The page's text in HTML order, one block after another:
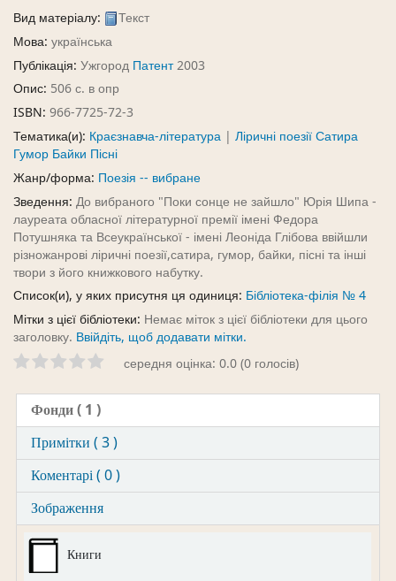
Вид матеріалу:
Текст
Мова: українська
Публікація: Ужгород Патент2003
Опис: 506 с. в опр
ISBN: 966-7725-72-3
Тематика(и): Краєзнавча-література | Ліричні поезії Сатира
Гумор Байки Пісні
Жанр/форма: Поезія -- вибране
Зведення: До вибраного "Поки сонце не зайшло" Юрія Шипа -
лауреата обласної літературної премії імені Федора
Потушняка та Всеукраїнської - імені Леоніда Глібова ввійшли
різножанрові ліричні поезії,сатира, гумор, байки, пісні та інші
твори з його книжкового набутку.
Список(и), у яких присутня ця одиниця: Бібліотека-філія № 4
Мітки з цієї бібліотеки: Немає міток з цієї бібліотеки для цього
заголовку. Ввійдіть, щоб додавати мітки.
середня оцінка: 0.0 (0 голосів)
Фонди( 1 )
Примітки ( 3 )
Коментарі ( 0 )
Зображення
Книги